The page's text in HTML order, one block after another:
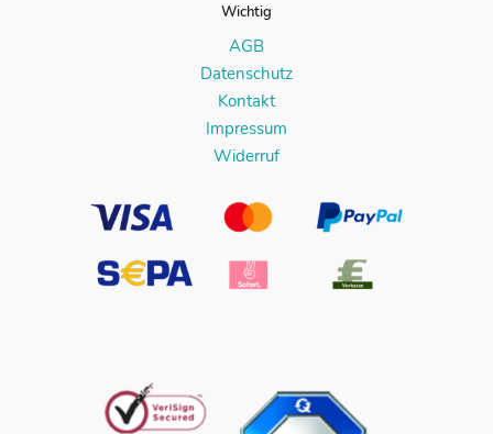
Wichtig
AGB
Datenschutz
Kontakt
Impressum
Widerruf